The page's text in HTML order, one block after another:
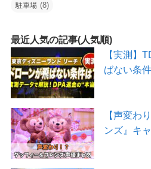
駐車場 (8)
最近人気の記事(人気順)
【実測】
ばない条
【声変わ
ンズ』キ